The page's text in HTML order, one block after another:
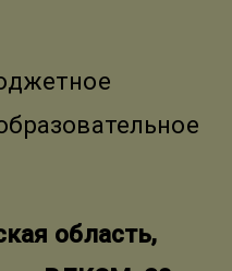
область,